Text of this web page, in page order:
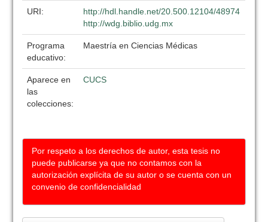
URI:
http://hdl.handle.net/20.500.12104/48974
http://wdg.biblio.udg.mx
Programa
educativo:
Maestría en Ciencias Médicas
Aparece en
las
colecciones:
CUCS
Por respeto a los derechos de autor, esta tesis no
puede publicarse ya que no contamos con la
autorización explícita de su autor o se cuenta con un
convenio de confidencialidad